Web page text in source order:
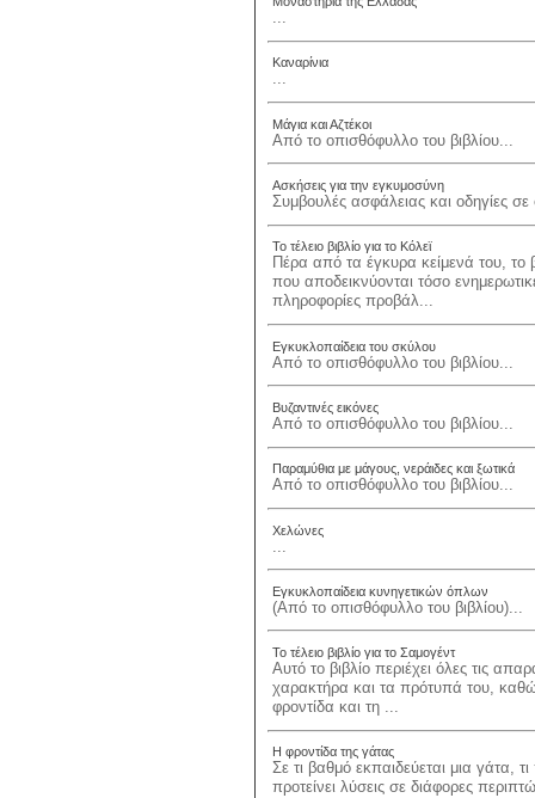
...
Καναρίνια
...
Μάγια και Αζτέκοι
Από το οπισθόφυλλο του βιβλίου...
Ασκήσεις για την εγκυμοσύνη
Συμβουλές ασφάλειας και οδηγίες σε
Το τέλειο βιβλίο για το Κόλεϊ
Πέρα από τα έγκυρα κείμενά του, το
που αποδεικνύονται τόσο
πληροφορίες προβάλ...
Εγκυκλοπαίδεια του σκύλου
Από το οπισθόφυλλο του βιβλίου...
Βυζαντινές εικόνες
Από το οπισθόφυλλο του βιβλίου...
Παραμύθια με μάγους, νεράιδες και ξωτικά
Από το οπισθόφυλλο του βιβλίου...
Χελώνες
Εγκυκλοπαίδεια κυνηγετικών όπλων
(Από το οπισθόφυλλο του βιβλίου)...
Το τέλειο βιβλίο για το Σαμογέντ
Αυτό το βιβλίο περιέχει όλες τις
χαρακτήρα και τα πρότυπά του,
φροντίδα και τη ...
Η φροντίδα της γάτας
Σε τι βαθμό εκπαιδεύεται μια γάτα,
προτείνει λύσεις σε διάφορες